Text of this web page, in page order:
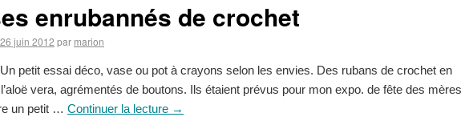
enrubannés de crochet
26 juin 2012 par marion
petit essai déco, vase ou pot à crayons selon les envies. Des rubans de crochet en
vera, agrémentés de boutons. Ils étaient prévus pour mon expo. de fête des mères
un petit … Continuer la lecture →